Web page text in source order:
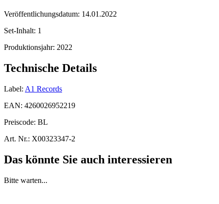
Veröffentlichungsdatum: 14.01.2022
Set-Inhalt: 1
Produktionsjahr: 2022
Technische Details
Label: A1 Records
EAN: 4260026952219
Preiscode: BL
Art. Nr.: X00323347-2
Das könnte Sie auch interessieren
Bitte warten...